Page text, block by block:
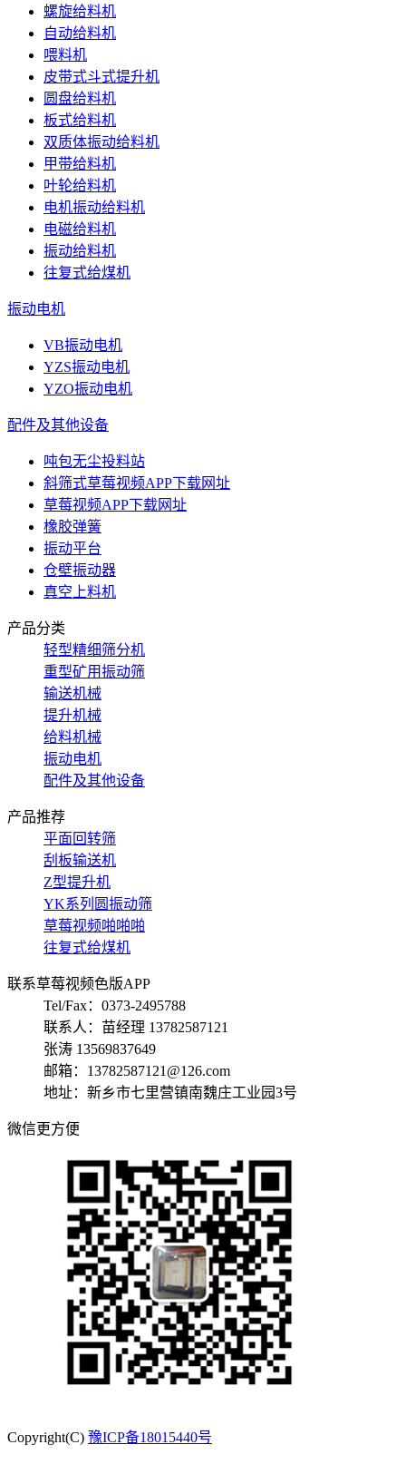
螺旋给料机
自动给料机
喂料机
皮带式斗式提升机
圆盘给料机
板式给料机
双质体振动给料机
甲带给料机
叶轮给料机
电机振动给料机
电磁给料机
振动给料机
往复式给煤机
振动电机
VB振动电机
YZS振动电机
YZO振动电机
配件及其他设备
吨包无尘投料站
斜筛式草莓视频APP下载网址
草莓视频APP下载网址
橡胶弹簧
振动平台
仓壁振动器
真空上料机
产品分类
轻型精细筛分机
重型矿用振动筛
输送机械
提升机械
给料机械
振动电机
配件及其他设备
产品推荐
平面回转筛
刮板输送机
Z型提升机
YK系列圆振动筛
草莓视频啪啪啪
往复式给煤机
联系草莓视频色版APP
Tel/Fax：0373-2495788
联系人：苗经理 13782587121
张涛 13569837649
邮箱：13782587121@126.com
地址：新乡市七里营镇南魏庄工业园3号
微信更方便
Copyright(C) 豫ICP备18015440号